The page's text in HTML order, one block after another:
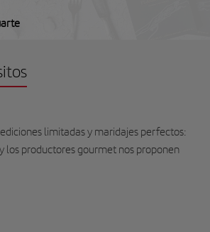
limitadas y maridajes perfectos:
los productores gourmet nos proponen